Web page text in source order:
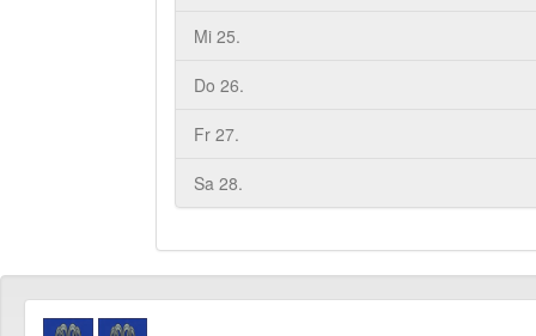
Mi 25.
Do 26.
Fr 27.
Sa 28.